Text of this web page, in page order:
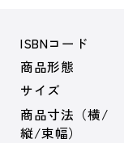
ISBNコード
商品形態
サイズ
商品寸法（横/
縦/束幅）